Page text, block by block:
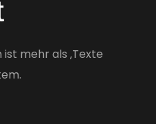
mehr als ‚Texte